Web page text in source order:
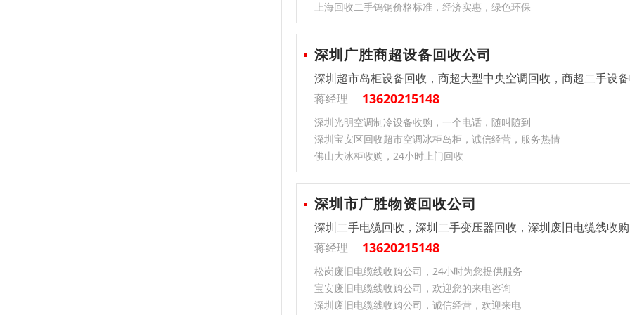
上海回收二手钨钢价格标准，经济实惠，绿色环保
深圳广胜商超设备回收公司
深圳超市岛柜设备回收，商超大型中央空调回收，商超二手设
蒋经理
13620215148
深圳光明空调制冷设备收购，一个电话，随叫随到
深圳宝安区回收超市空调冰柜岛柜，诚信经营，服务热情
佛山大冰柜收购，24小时上门回收
深圳市广胜物资回收公司
深圳二手电缆回收，深圳二手变压器回收，深圳废旧电缆线收购
蒋经理
13620215148
松岗废旧电缆线收购公司，24小时为您提供服务
宝安废旧电缆线收购公司，欢迎您的来电咨询
深圳废旧电缆线收购公司，诚信经营，欢迎来电